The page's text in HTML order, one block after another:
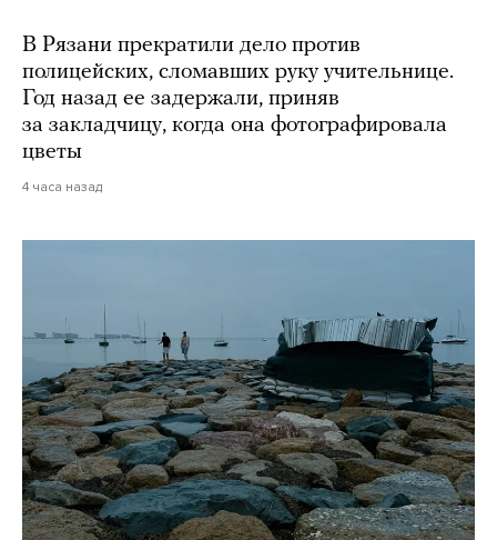
В Рязани прекратили дело против
полицейских, сломавших руку учительнице.
Год назад ее задержали, приняв
за закладчицу, когда она фотографировала
цветы
4 часа назад